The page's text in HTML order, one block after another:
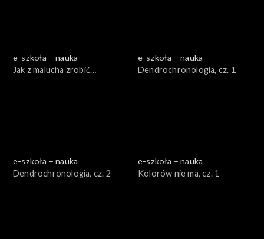
e-szkoła – nauka
Jak z malucha zrobić
e-szkoła – nauka
Dendrochronologia, cz. 1
e-szkoła – nauka
Dendrochronologia, cz. 2
e-szkoła – nauka
Kolorów nie ma, cz. 1